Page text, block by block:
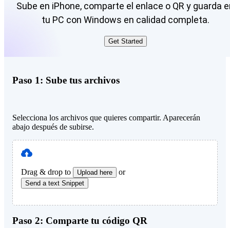
Sube en iPhone, comparte el enlace o QR y guarda
tu PC con Windows en calidad completa.
Get Started
Paso 1: Sube tus archivos
Selecciona los archivos que quieres compartir. Aparecerán
abajo después de subirse.
Drag & drop to Upload here or
Send a text Snippet
Paso 2: Comparte tu código QR